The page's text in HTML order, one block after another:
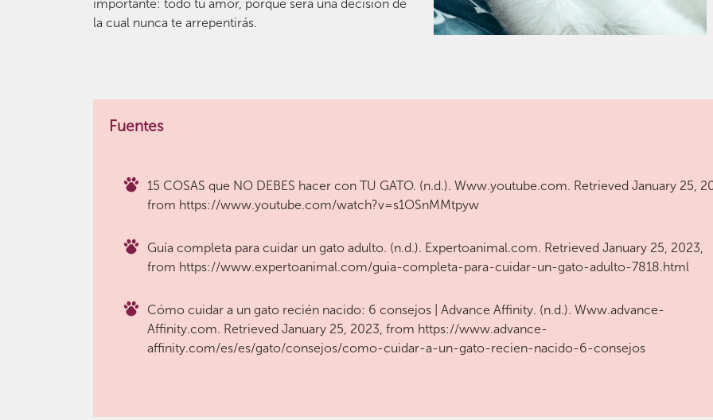
importante: todo tu amor, porque será una decisión de
la cual nunca te arrepentirás.
Fuentes
15 COSAS que NO DEBES hacer con TU GATO. (n.d.). Www.youtube.com. Retrieved January 25,
from https://www.youtube.com/watch?v=s1OSnMMtpyw
Guía completa para cuidar un gato adulto. (n.d.). Expertoanimal.com. Retrieved January 25, 2023,
from https://www.expertoanimal.com/guia-completa-para-cuidar-un-gato-adulto-7818.html
Cómo cuidar a un gato recién nacido: 6 consejos | Advance Affinity. (n.d.). Www.advance-
Affinity.com. Retrieved January 25, 2023, from https://www.advance-
affinity.com/es/es/gato/consejos/como-cuidar-a-un-gato-recien-nacido-6-consejos